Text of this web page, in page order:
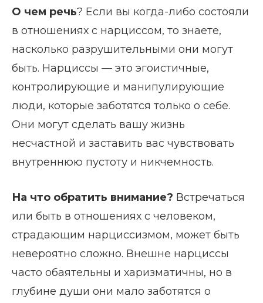
О чем речь? Если вы когда-либо состояли
в отношениях с нарциссом, то знаете,
насколько разрушительными они могут
быть. Нарциссы — это эгоистичные,
контролирующие и манипулирующие
люди, которые заботятся только о себе.
Они могут сделать вашу жизнь
несчастной и заставить вас чувствовать
внутреннюю пустоту и никчемность.
На что обратить внимание? Встречаться
или быть в отношениях с человеком,
страдающим нарциссизмом, может быть
невероятно сложно. Внешне нарциссы
часто обаятельны и харизматичны, но в
глубине души они мало заботятся о